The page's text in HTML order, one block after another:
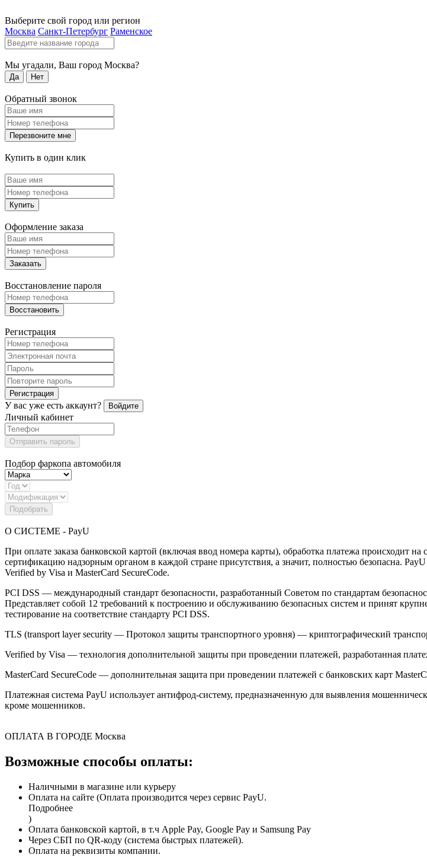
Выберите свой город или регион
Москва Санкт-Петербург Раменское
Мы угадали, Ваш город Москва?
Да Нет
Обратный звонок
Перезвоните мне
Купить в один клик
Купить
Оформление заказа
Заказать
Восстановление пароля
Восстановить
Регистрация
Регистрация
У вас уже есть аккаунт? Войдите
Личный кабинет
Отправить пароль
Подбор фаркопа автомобиля
Подобрать
О СИСТЕМЕ - PayU
При оплате заказа банковской картой (включая ввод номера карты), обработка платежа происходит
сертификацию надзорным органом в каждой стране присутствия, а значит, полностью безопасна.
Verified by Visa и MasterCard SecureCode.
PCI DSS — международный стандарт безопасности, разработанный Советом по стандартам
Представляет собой 12 требований к построению и обслуживанию безопасных систем и принят
тестирование на соответствие стандарту PCI DSS.
TLS (transport layer security — Протокол защиты транспортного уровня) — криптографический
Verified by Visa — технология дополнительной защиты при проведении платежей, разработанная
MasterCard SecureCode — дополнительная защита при проведении платежей с банковских карт
Платежная система PayU использует антифрод-систему, предназначенную для выявления
кроме мошенников.
ОПЛАТА В ГОРОДЕ Москва
Возможные способы оплаты:
Наличными в магазине или курьеру
Оплата на сайте (Оплата производится через сервис PayU.
Подробнее
)
Оплата банковской картой, в т.ч Apple Pay, Google Pay и Samsung Pay
Через СБП по QR-коду (система быстрых платежей).
Оплата на реквизиты компании.